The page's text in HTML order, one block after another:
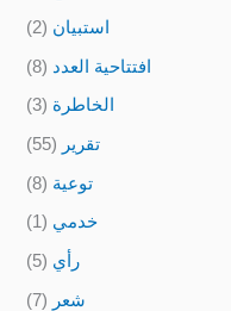
استبيان (2)
افتتاحية العدد (8)
الخاطرة (3)
تقرير (55)
توعية (8)
خدمي (1)
رأي (5)
شعر (7)